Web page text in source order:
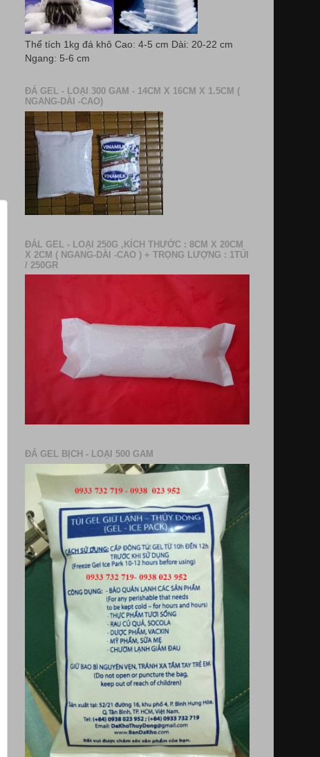
Thể tích 1kg đá khô Cao: 4-5 cm Dài: 20-22 cm
Ngang: 5-6 cm
ĐÁ GEL - LOẠI 300 GAM - 14CM X 16CM X 1.5CM (
NGANG-DÀI -CAO)
ĐÁL GEL - LOẠI 250G ,KÍCH THƯỚC : 8CM X 20CM
X 2CM ( NGANG-DÀI -CAO ) + TRỌNG LƯỢNG : 1TÚI
/ 250GR
ĐÁ GEL BỊCH - LOẠI 500 GAM